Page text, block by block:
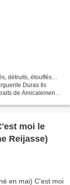
détruits, étouffés…
Duras Ils
de Amicalement
moi le
Reijasse)